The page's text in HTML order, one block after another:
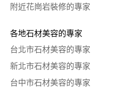
附近花崗岩裝修的專家
各地石材美容的專家
台北市石材美容的專家
新北市石材美容的專家
台中市石材美容的專家